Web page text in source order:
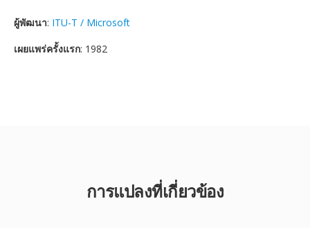
ผู้พัฒนา: ITU-T / Microsoft
เผยแพร่ครั้งแรก: 1982
การแปลงที่เกี่ยวข้อง